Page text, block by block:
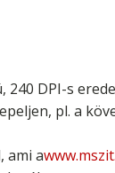
240 DPI-s
pl. a
ami a